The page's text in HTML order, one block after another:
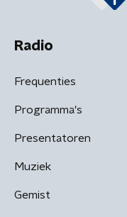
Radio
Frequenties
Programma's
Presentatoren
Muziek
Gemist